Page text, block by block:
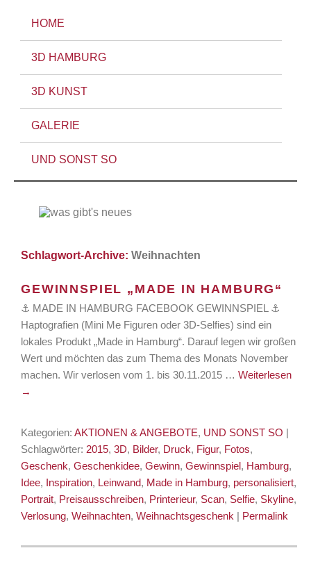
HOME
3D HAMBURG
3D KUNST
GALERIE
UND SONST SO
Schlagwort-Archive:Weihnachten
GEWINNSPIEL „MADE IN HAMBURG“
⚓ MADE IN HAMBURG FACEBOOK GEWINNSPIEL ⚓
Haptografien (Mini Me Figuren oder 3D-Selfies) sind ein
lokales Produkt „Made in Hamburg“. Darauf legen wir großen
Wert und möchten das zum Thema des Monats November
machen. Wir verlosen vom 1. bis 30.11.2015 …Weiterlesen
→
Kategorien:AKTIONEN & ANGEBOTE, UND SONST SO |
Schlagwörter: 2015,3D, Bilder, Druck, Figur, Fotos,
Geschenk,Geschenkidee,Gewinn,Gewinnspiel, Hamburg,
Idee, Inspiration, Leinwand, Made in Hamburg, personalisiert,
Portrait, Preisausschreiben, Printerieur, Scan, Selfie, Skyline,
Verlosung,Weihnachten,Weihnachtsgeschenk | Permalink